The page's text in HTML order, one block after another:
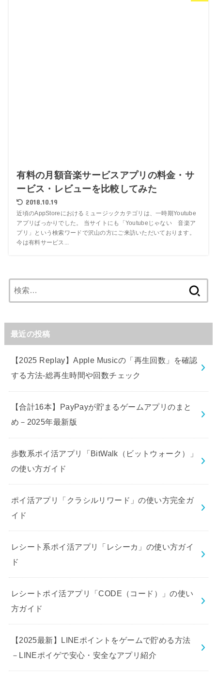
有料の月額音楽サービスアプリの料金・サ
ービス・レビューを比較してみた
2018.10.19
近頃のAppStoreにおけるミュージックカテゴリは、一時期Youtube
アプリばっかりでした。 当サイトにも「Youtubeじゃない 音楽ア
プリ」という検索ワードで沢山の方にご来訪いただいております。
今は有料サービス...
索:
最近の投稿
【2025 Replay】Apple Musicの「再生回数」を確認
する方法-総再生時間や回数チェック
【合計16本】PayPayが貯まるゲームアプリのまと
め－2025年最新版
歩数系ポイ活アプリ「BitWalk（ビットウォーク）」
の使い方ガイド
ポイ活アプリ「クラシルリワード」の使い方完全ガ
イド
レシート系ポイ活アプリ「レシーカ」の使い方ガイ
ド
レシートポイ活アプリ「CODE（コード）」の使い
方ガイド
【2025最新】LINEポイントをゲームで貯める方法
－LINEポイゲで安心・安全なアプリ紹介